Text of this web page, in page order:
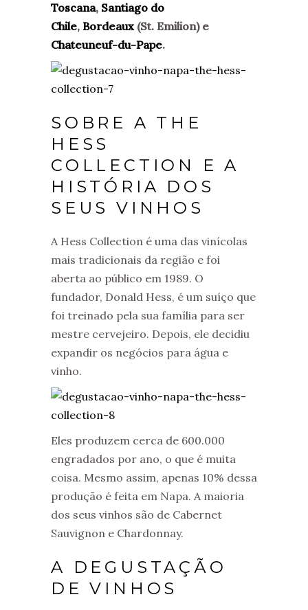
Toscana, Santiago do
Chile, Bordeaux (St. Emilion) e
Chateuneuf-du-Pape.
SOBRE A THE
HESS
COLLECTION E A
HISTÓRIA DOS
SEUS VINHOS
A Hess Collection é uma das vinícolas
mais tradicionais da região e foi
aberta ao público em 1989. O
fundador, Donald Hess, é um suíço que
foi treinado pela sua família para ser
mestre cervejeiro. Depois, ele decidiu
expandir os negócios para água e
vinho.
Eles produzem cerca de 600.000
engradados por ano, o que é muita
coisa. Mesmo assim, apenas 10% dessa
produção é feita em Napa. A maioria
dos seus vinhos são de Cabernet
Sauvignon e Chardonnay.
A DEGUSTAÇÃO
DE VINHOS